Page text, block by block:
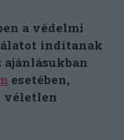
a védelmi
indítanak
ajánlásukban
esetében,
véletlen